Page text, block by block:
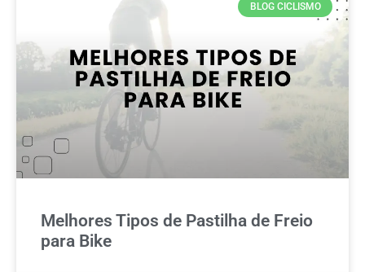
BLOG CICLISMO
Melhores Tipos de Pastilha de Freio
para Bike